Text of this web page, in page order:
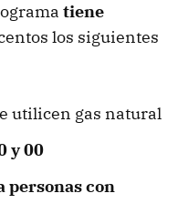
tiene
los siguientes
utilicen gas natural
y 00
personas con